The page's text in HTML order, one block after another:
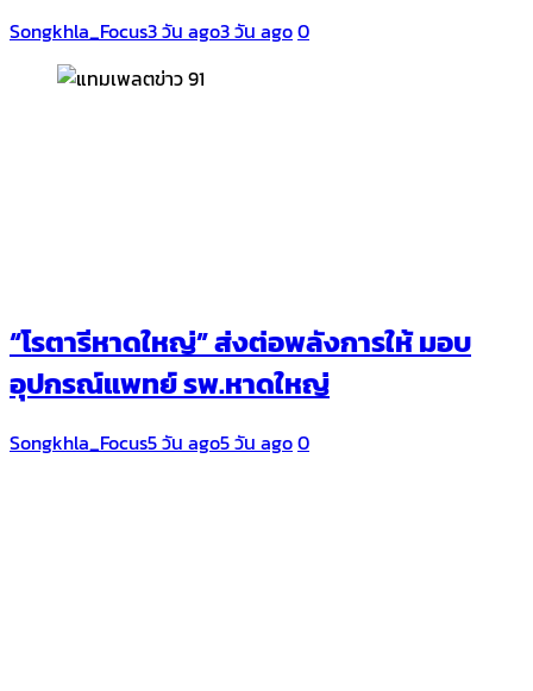
Songkhla_Focus3 วัน ago3 วัน ago0
“โรตารีหาดใหญ่” ส่งต่อพลังการให้ มอบ
อุปกรณ์แพทย์ รพ.หาดใหญ่
Songkhla_Focus5 วัน ago5 วัน ago0